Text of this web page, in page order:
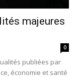
majeures
0
publiées par
économie et santé